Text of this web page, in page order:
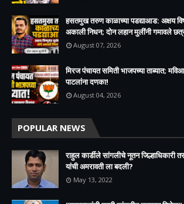
हसतमुख तरुण काळाच्या पडद्याआड: अक्षय
अकाली निधन; दोन लहान मुलींनी गमावले
August 07, 2026
मिरज पंचायत समिती भाजपच्या ताब्यात;
पाटलांना दणका!
August 04, 2026
POPULAR NEWS
राहुल कार्डीले सांगलीचे नूतन जिल्हाधिकारी
यांची अमरावती ला बदली?
May 13, 2022